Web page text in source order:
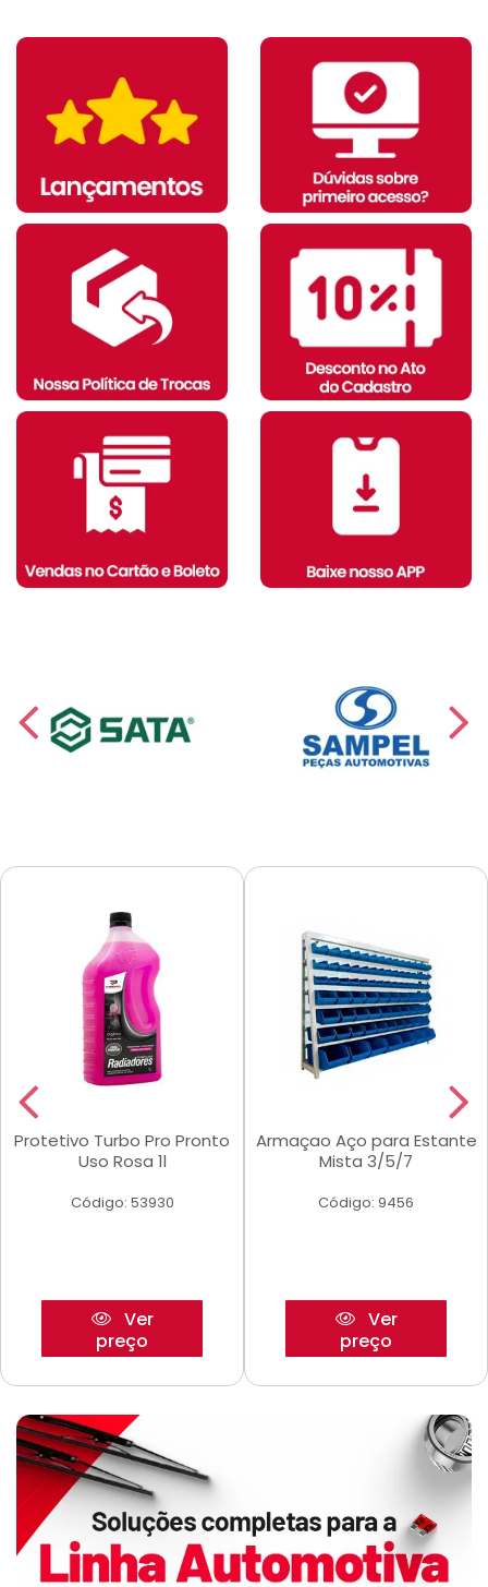
Protetivo Turbo Pro Pronto
Uso Rosa 1l
Código: 53930
Ver
preço
Armaçao Aço para Estante
Mista 3/5/7
Código: 9456
Ver
preço